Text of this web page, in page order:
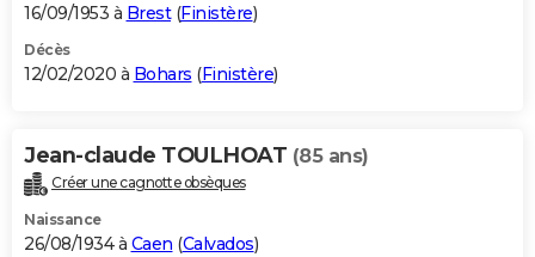
16/09/1953 à Brest(Finistère)
Décès
12/02/2020 à Bohars (Finistère)
Jean-claude TOULHOAT (85 ans)
Créer une cagnotte obsèques
Naissance
26/08/1934 à Caen (Calvados)